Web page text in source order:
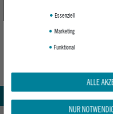
OFF-WHITE
Kauf
Abholung in
Essenziell
Marketing
Funktional
ALLE
NUR